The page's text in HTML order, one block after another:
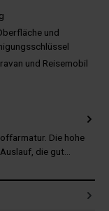
und
und Reisemobil
Die hohe
die gut…